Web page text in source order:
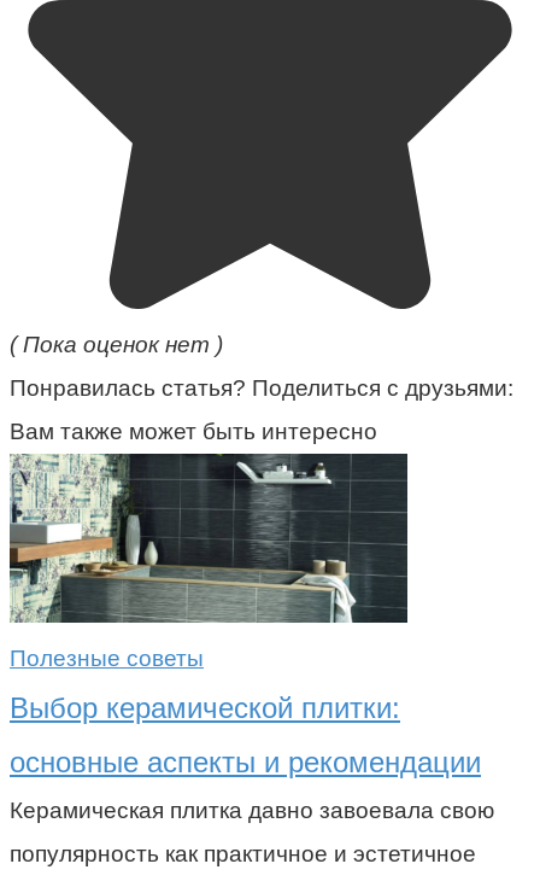
( Пока оценок нет )
Понравилась статья? Поделиться с друзьями:
Вам также может быть интересно
Полезные советы
Выбор керамической плитки:
основные аспекты и рекомендации
Керамическая плитка давно завоевала свою
популярность как практичное и эстетичное